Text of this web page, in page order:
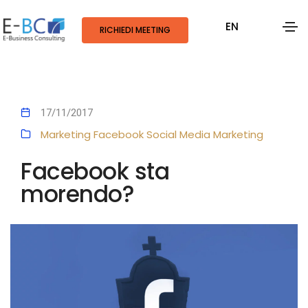
RICHIEDI MEETING EN
17/11/2017
Marketing FacebookSocial Media Marketing
Facebook sta
morendo?